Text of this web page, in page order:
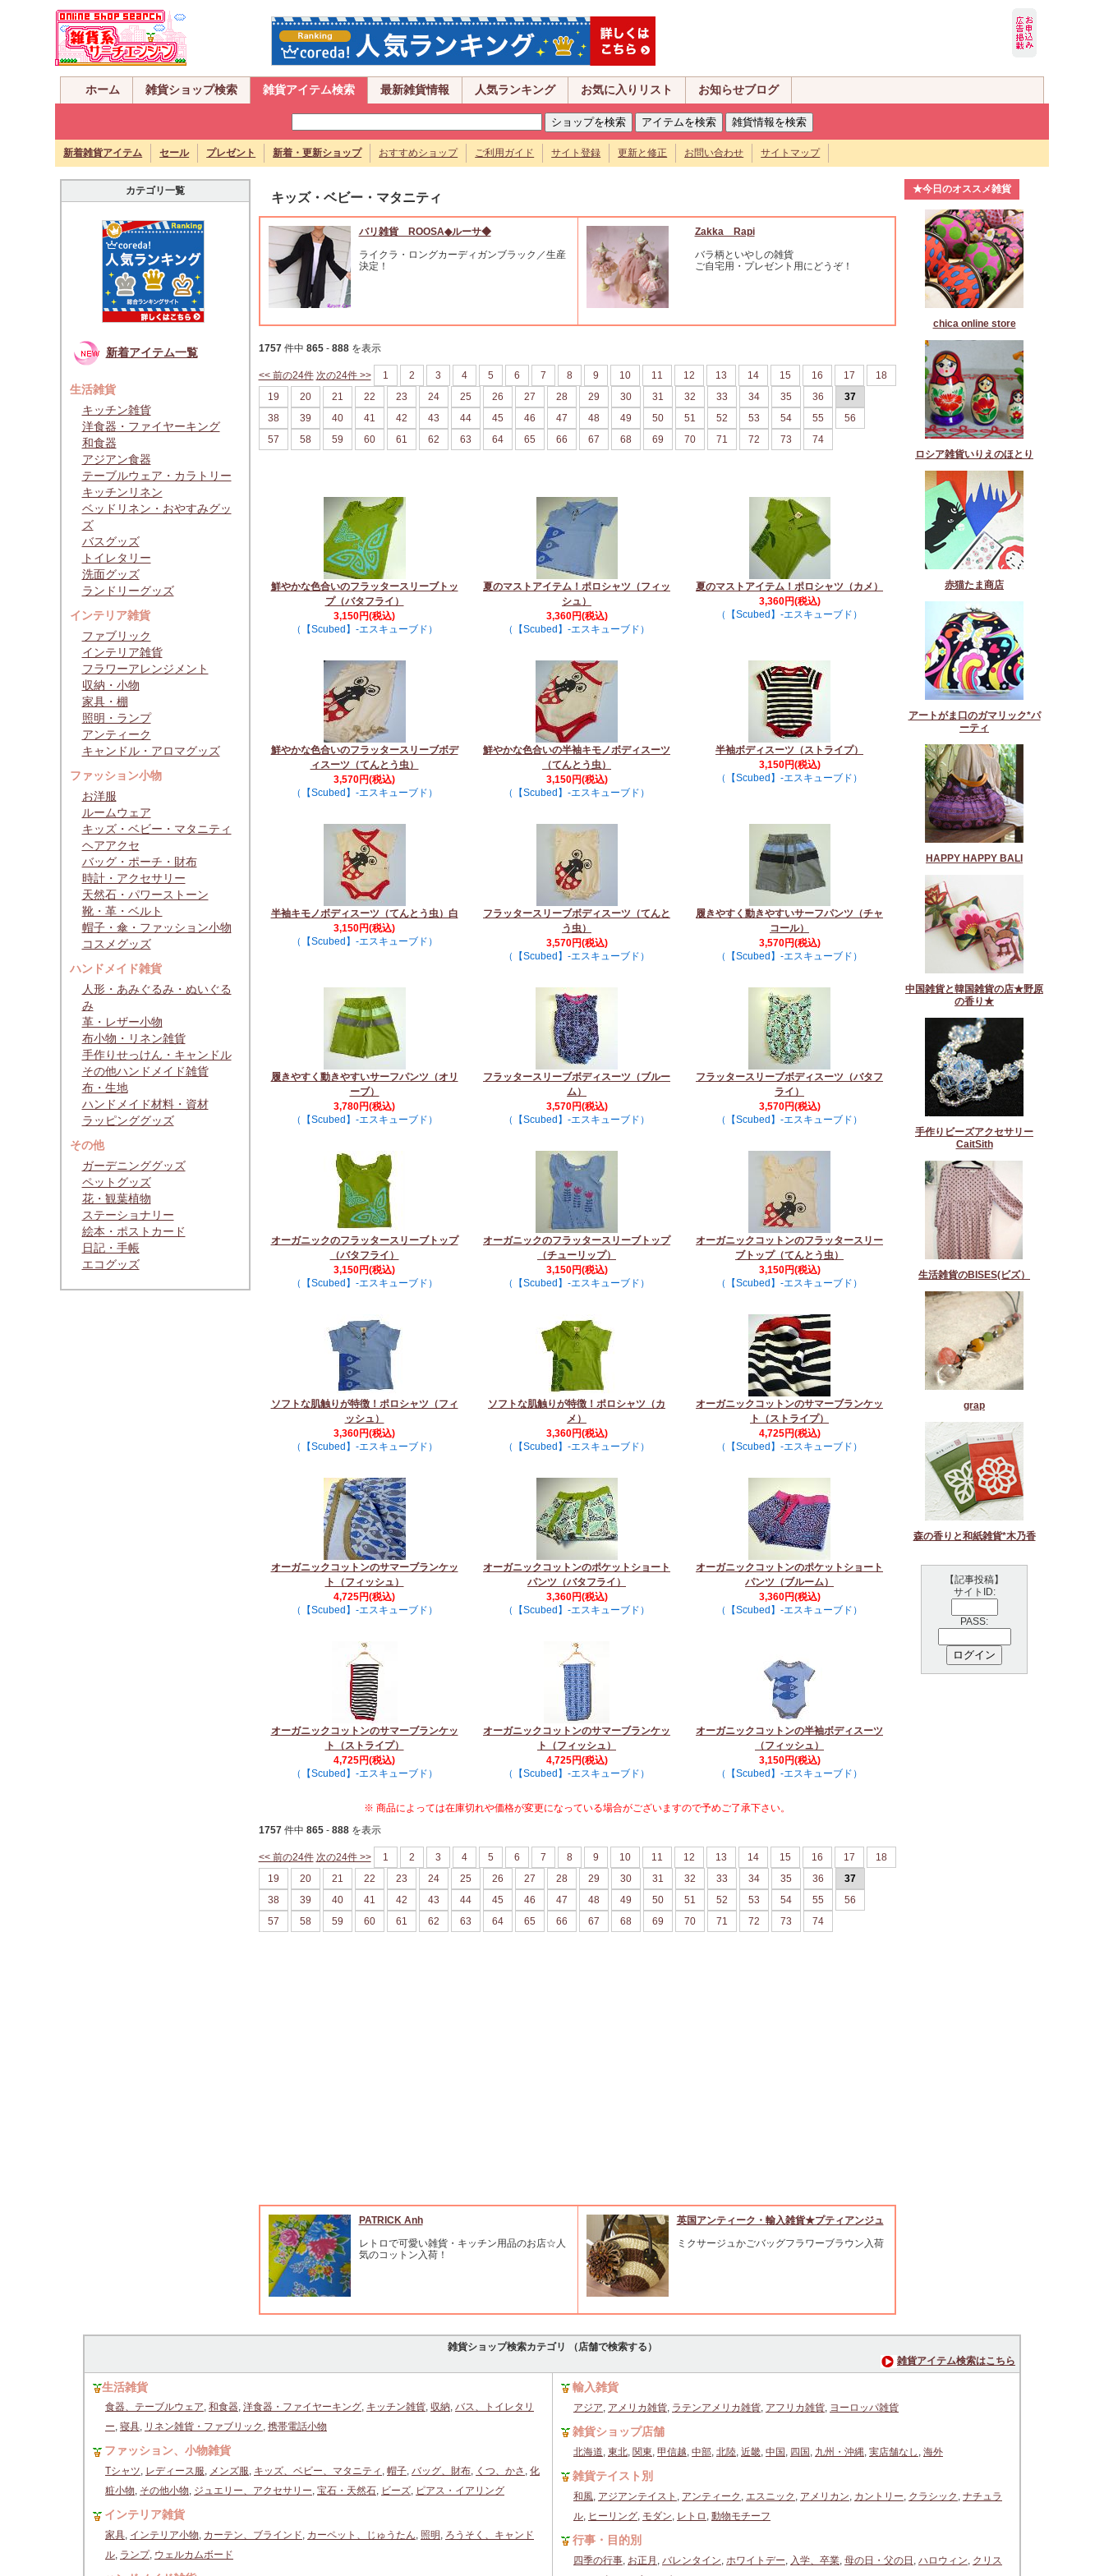
ホーム 雑貨ショップ検索 雑貨アイテム検索 最新雑貨情報 人気ランキング お気に入りリスト お知らせブログ
新着雑貨アイテム セール プレゼント 新着・更新ショップ おすすめショップ ご利用ガイド サイト登録 更新と修正 お問い合わせ サイトマップ
カテゴリ一覧
新着アイテム一覧
生活雑貨
キッチン雑貨
洋食器・ファイヤーキング
和食器
アジアン食器
テーブルウェア・カラトリー
キッチンリネン
ベッドリネン・おやすみグッ
ズ
バスグッズ
トイレタリー
洗面グッズ
ランドリーグッズ
インテリア雑貨
ファブリック
インテリア雑貨
フラワーアレンジメント
収納・小物
家具・棚
照明・ランプ
アンティーク
キャンドル・アロマグッズ
ファッション小物
お洋服
ルームウェア
キッズ・ベビー・マタニティ
ヘアアクセ
バッグ・ポーチ・財布
時計・アクセサリー
天然石・パワーストーン
靴・革・ベルト
帽子・傘・ファッション小物
コスメグッズ
ハンドメイド雑貨
人形・あみぐるみ・ぬいぐる
み
革・レザー小物
布小物・リネン雑貨
手作りせっけん・キャンドル
その他ハンドメイド雑貨
布・生地
ハンドメイド材料・資材
ラッピンググッズ
その他
ガーデニンググッズ
ペットグッズ
花・観葉植物
ステーショナリー
絵本・ポストカード
日記・手帳
エコグッズ
キッズ・ベビー・マタニティ
バリ雑貨 ROOSA◆ルーサ◆
ライクラ・ロングカーディガンブラック／生産
決定！
Zakka Rapi
バラ柄といやしの雑貨
ご自宅用・プレゼント用にどうぞ！
1757件中 865- 888を表示
<< 前の24件 次の24件 >> 1 2 3 4 5 6 7 8 9 10 11 12 13 14 15 16 17
18
19
20 21 22 23 24 25 26 27 28 29 30 31 32 33 34 35 36
37
38
39 40 41 42 43 44 45 46 47 48 49 50 51 52 53 54 55
56
57
58 59 60 61 62 63 64 65 66 67 68 69 70 71 72 73 74
鮮やかな色合いのフラッタースリーブトッ
プ（バタフライ）
3,150円(税込)
（【Scubed】-エスキューブド）
夏のマストアイテム！ポロシャツ（フィッ
シュ）
3,360円(税込)
（【Scubed】-エスキューブド）
夏のマストアイテム！ポロシャツ（カメ）
3,360円(税込)
（【Scubed】-エスキューブド）
鮮やかな色合いのフラッタースリーブボデ
ィスーツ（てんとう虫）
3,570円(税込)
（【Scubed】-エスキューブド）
鮮やかな色合いの半袖キモノボディスーツ
（てんとう虫）
3,150円(税込)
（【Scubed】-エスキューブド）
半袖ボディスーツ（ストライプ）
3,150円(税込)
（【Scubed】-エスキューブド）
半袖キモノボディスーツ（てんとう虫）白
3,150円(税込)
（【Scubed】-エスキューブド）
フラッタースリーブボディスーツ（てんと
う虫）
3,570円(税込)
（【Scubed】-エスキューブド）
履きやすく動きやすいサーフパンツ（チャ
コール）
3,570円(税込)
（【Scubed】-エスキューブド）
履きやすく動きやすいサーフパンツ（オリ
ーブ）
3,780円(税込)
（【Scubed】-エスキューブド）
フラッタースリーブボディスーツ（ブルー
ム）
3,570円(税込)
（【Scubed】-エスキューブド）
フラッタースリーブボディスーツ（バタフ
ライ）
3,570円(税込)
（【Scubed】-エスキューブド）
オーガニックのフラッタースリーブトップ
（バタフライ）
3,150円(税込)
（【Scubed】-エスキューブド）
オーガニックのフラッタースリーブトップ
（チューリップ）
3,150円(税込)
（【Scubed】-エスキューブド）
オーガニックコットンのフラッタースリー
ブトップ（てんとう虫）
3,150円(税込)
（【Scubed】-エスキューブド）
ソフトな肌触りが特徴！ポロシャツ（フィ
ッシュ）
3,360円(税込)
（【Scubed】-エスキューブド）
ソフトな肌触りが特徴！ポロシャツ（カ
メ）
3,360円(税込)
（【Scubed】-エスキューブド）
オーガニックコットンのサマーブランケッ
ト（ストライプ）
4,725円(税込)
（【Scubed】-エスキューブド）
オーガニックコットンのサマーブランケッ
ト（フィッシュ）
4,725円(税込)
（【Scubed】-エスキューブド）
オーガニックコットンのポケットショート
パンツ（バタフライ）
3,360円(税込)
（【Scubed】-エスキューブド）
オーガニックコットンのポケットショート
パンツ（ブルーム）
3,360円(税込)
（【Scubed】-エスキューブド）
オーガニックコットンのサマーブランケッ
ト（ストライプ）
4,725円(税込)
（【Scubed】-エスキューブド）
オーガニックコットンのサマーブランケッ
ト（フィッシュ）
4,725円(税込)
（【Scubed】-エスキューブド）
オーガニックコットンの半袖ボディスーツ
（フィッシュ）
3,150円(税込)
（【Scubed】-エスキューブド）
※ 商品によっては在庫切れや価格が変更になっている場合がございますので予めご了承下さい。
1757件中 865- 888を表示
<< 前の24件 次の24件 >> 1 2 3 4 5 6 7 8 9 10 11 12 13 14 15 16 17
18
19
20 21 22 23 24 25 26 27 28 29 30 31 32 33 34 35 36
37
38
39 40 41 42 43 44 45 46 47 48 49 50 51 52 53 54 55
56
57
58 59 60 61 62 63 64 65 66 67 68 69 70 71 72 73 74
PATRICK Anh
レトロで可愛い雑貨・キッチン用品のお店☆人
気のコットン入荷！
英国アンティーク・輸入雑貨★プティアンジュ
ミクサージュかごバッグフラワーブラウン入荷
★今日のオススメ雑貨
chica online store
ロシア雑貨いりえのほとり
赤猫たま商店
アートがま口のガマリック*パ
ーティ
HAPPY HAPPY BALI
中国雑貨と韓国雑貨の店★野原
の香り★
手作りビーズアクセサリー
CaitSith
生活雑貨のBISES(ビズ）
grap
森の香りと和紙雑貨*木乃香
【記事投稿】
サイトID:
PASS:
雑貨ショップ検索カテゴリ （店舗で検索する）
雑貨アイテム検索はこちら
生活雑貨
食器、テーブルウェア, 和食器, 洋食器・ファイヤーキング, キッチン雑貨, 収納, バス、トイレタリ
ー, 寝具, リネン雑貨・ファブリック , 携帯電話小物
ファッション、小物雑貨
Tシャツ, レディース服, メンズ服, キッズ、ベビー、マタニティ , 帽子, バッグ、財布, くつ、かさ , 化
粧小物, その他小物, ジュエリー、アクセサリー, 宝石・天然石, ビーズ, ピアス・イアリング
インテリア雑貨
家具, インテリア小物, カーテン、ブラインド, カーペット、じゅうたん, 照明 , ろうそく、キャンド
ル, ランプ, ウェルカムボード
輸入雑貨
アジア, アメリカ雑貨, ラテンアメリカ雑貨, アフリカ雑貨, ヨーロッパ雑貨
雑貨ショップ店舗
北海道, 東北, 関東, 甲信越, 中部, 北陸, 近畿, 中国 , 四国 , 九州・沖縄, 実店舗なし , 海外
雑貨テイスト別
和風, アジアンテイスト , アンティーク , エスニック , アメリカン, カントリー, クラシック , ナチュラ
ル, ヒーリング, モダン, レトロ , 動物モチーフ
行事・目的別
四季の行事, お正月 , バレンタイン, ホワイトデー, 入学、卒業, 母の日・父の日 , ハロウィン, クリス